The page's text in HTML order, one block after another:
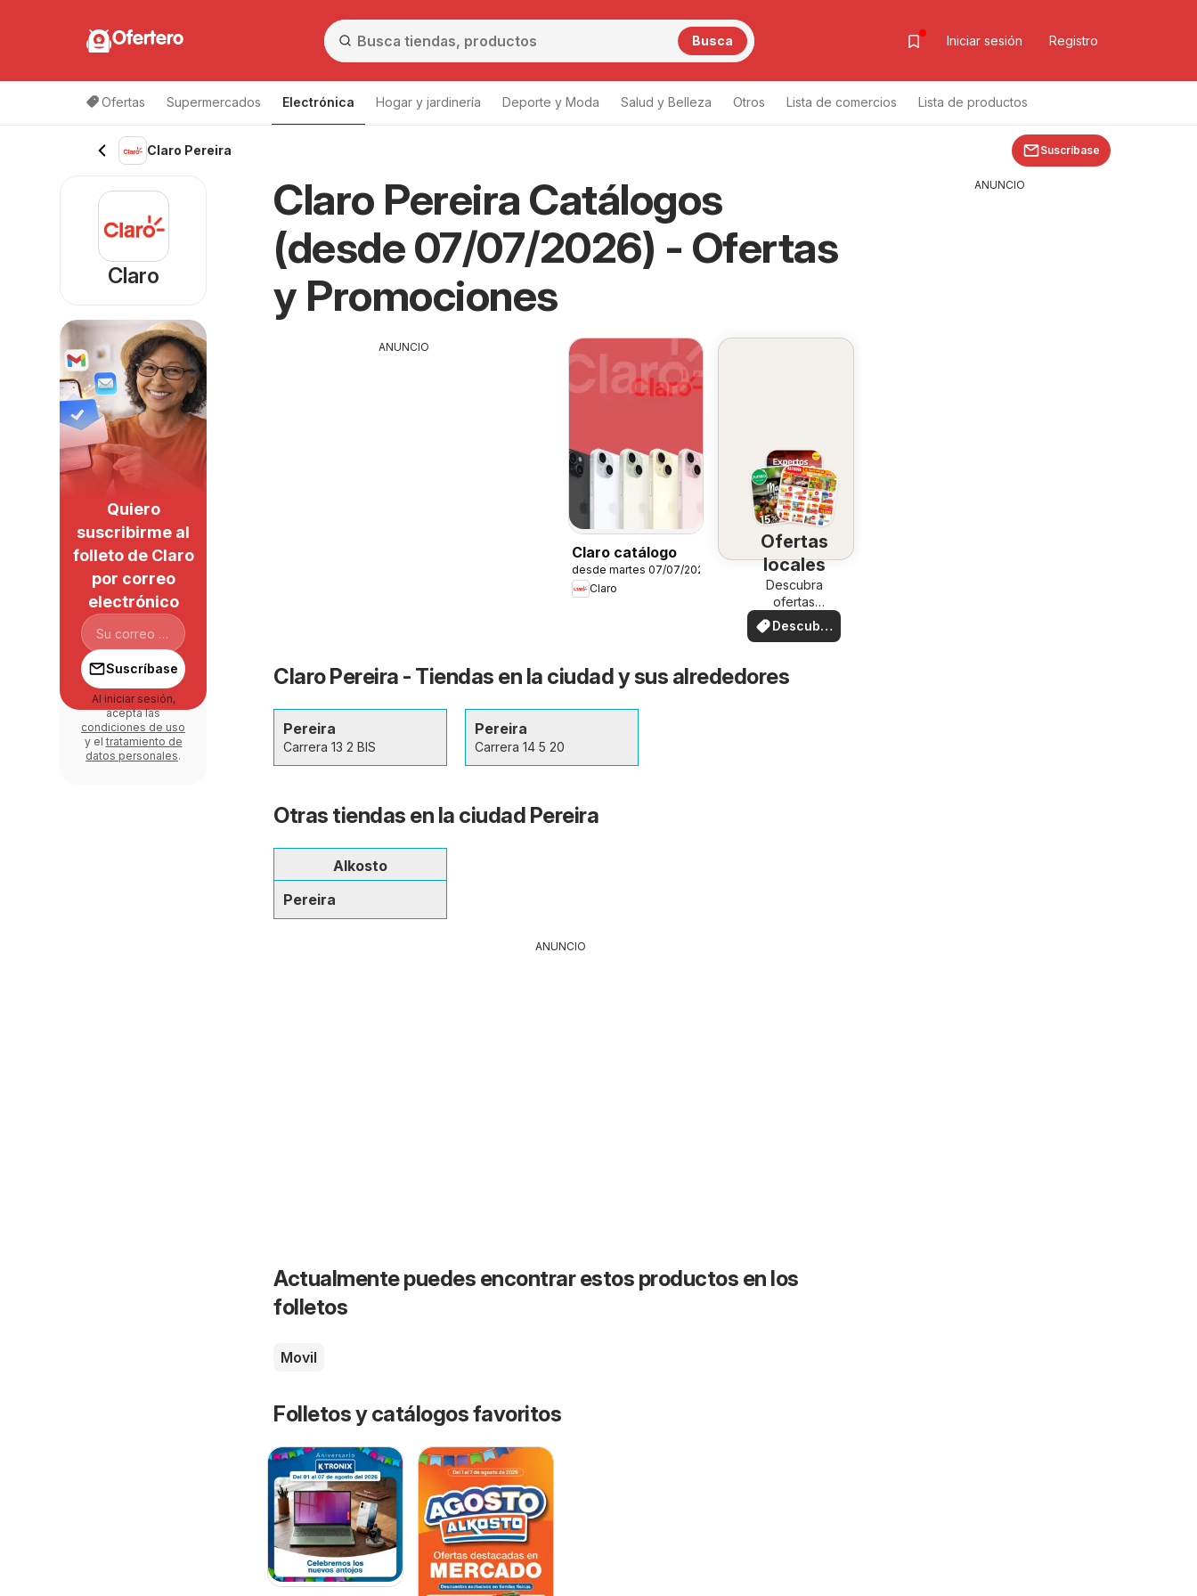
Ofertero Busca Iniciar sesión Registro
Ofertas Supermercados Electrónica Hogar y jardinería Deporte y Moda Salud y Belleza Otros Lista de comercios Lista de productos
Claro Pereira Suscríbase
Claro Pereira Catálogos
(desde 07/07/2026) - Ofertas
y Promociones
ANUNCIO
Claro catálogo
desde martes 07/07/2026
Claro
Ofertas
locales
Descubra
ofertas
especiales
Descubre
ofertas
Claro Pereira - Tiendas en la ciudad y sus alrededores
Pereira
Carrera 13 2 BIS
Pereira
Carrera 14 5 20
Otras tiendas en la ciudad Pereira
Alkosto
Pereira
ANUNCIO
Actualmente puedes encontrar estos productos en los
folletos
Movil
Folletos y catálogos favoritos
Claro
Quiero
suscribirme al
folleto de Claro
por correo
electrónico
Suscríbase
Al iniciar sesión,
acepta las
condiciones de uso
y el tratamiento de
datos personales.
ANUNCIO